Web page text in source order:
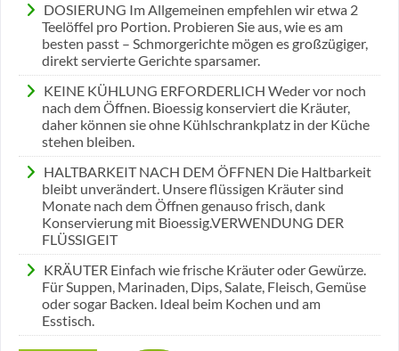
DOSIERUNG Im Allgemeinen empfehlen wir etwa 2
Teelöffel pro Portion. Probieren Sie aus, wie es am
besten passt – Schmorgerichte mögen es großzügiger,
direkt servierte Gerichte sparsamer.
KEINE KÜHLUNG ERFORDERLICH Weder vor noch
nach dem Öffnen. Bioessig konserviert die Kräuter,
daher können sie ohne Kühlschrankplatz in der Küche
stehen bleiben.
HALTBARKEIT NACH DEM ÖFFNEN Die Haltbarkeit
bleibt unverändert. Unsere flüssigen Kräuter sind
Monate nach dem Öffnen genauso frisch, dank
Konservierung mit Bioessig.VERWENDUNG DER
FLÜSSIGEIT
KRÄUTER Einfach wie frische Kräuter oder Gewürze.
Für Suppen, Marinaden, Dips, Salate, Fleisch, Gemüse
oder sogar Backen. Ideal beim Kochen und am
Esstisch.